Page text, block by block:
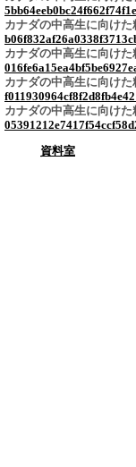
カナダの中高生に向け
カナダの中高生に向け
カナダの中高生に向け
カナダの中高生に向け
資料室